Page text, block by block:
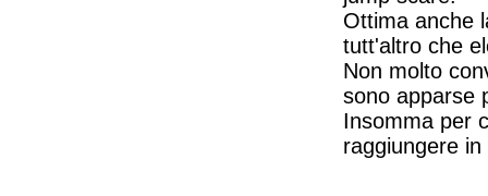
Ottima anche
tutt'altro che
Non molto
sono apparse
Insomma per
raggiungere